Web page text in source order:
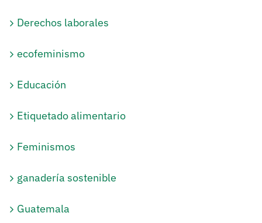
Derechos laborales
ecofeminismo
Educación
Etiquetado alimentario
Feminismos
ganadería sostenible
Guatemala